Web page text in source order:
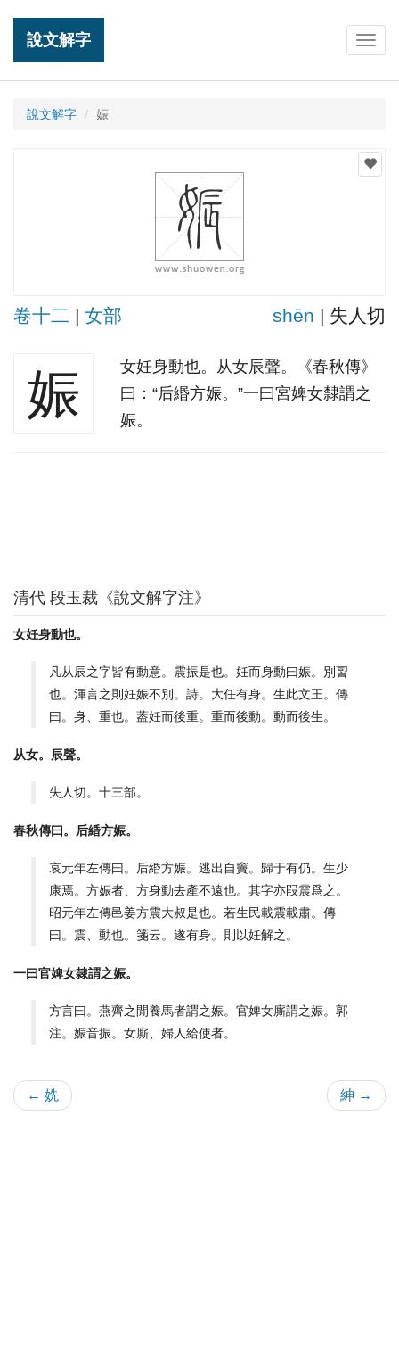
說文解字
說文解字 娠
卷十二 | 女部 shēn | 失人切
娠
女妊身動也。从女辰聲。《春秋傳》
曰：“后緡方娠。”一曰宮婢女隸謂之
娠。
清代 段玉裁《說文解字注》
女妊身動也。
凡从辰之字皆有動意。震振是也。妊而身動曰娠。別䛐
也。渾言之則妊娠不別。詩。大任有身。生此文王。傳
曰。身、重也。葢妊而後重。重而後動。動而後生。
从女。辰聲。
失人切。十三部。
春秋傳曰。后緍方娠。
哀元年左傳曰。后緍方娠。逃出自竇。歸于有仍。生少
康焉。方娠者、方身動去產不遠也。其字亦叚震爲之。
昭元年左傳邑姜方震大叔是也。若生民載震載肅。傳
曰。震、動也。箋云。遂有身。則以妊解之。
一曰官婢女隷謂之娠。
方言曰。燕齊之閒養馬者謂之娠。官婢女廝謂之娠。郭
注。娠音振。女廝、婦人給使者。
← 姺 紳 →